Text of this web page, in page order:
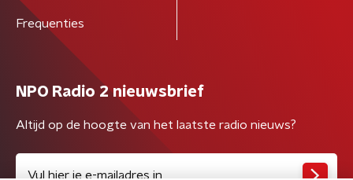
Frequenties
NPO Radio 2 nieuwsbrief
Altijd op de hoogte van het laatste radio nieuws?